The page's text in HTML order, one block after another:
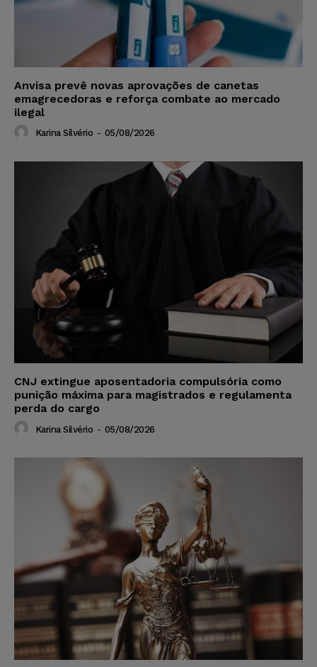
Anvisa prevê novas aprovações de canetas
emagrecedoras e reforça combate ao mercado
ilegal
Karina Silvério - 05/08/2026
CNJ extingue aposentadoria compulsória como
punição máxima para magistrados e regulamenta
perda do cargo
Karina Silvério - 05/08/2026